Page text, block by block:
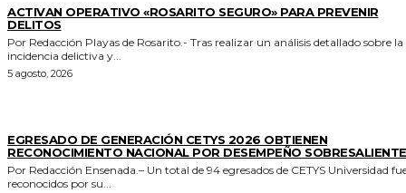
ACTIVAN OPERATIVO «ROSARITO SEGURO» PARA PREVENIR
DELITOS
Por Redacción Playas de Rosarito.- Tras realizar un análisis detallado sobre la
incidencia delictiva y...
5 agosto, 2026
EGRESADO DE GENERACIÓN CETYS 2026 OBTIENEN
RECONOCIMIENTO NACIONAL POR DESEMPEÑO SOBRESALIENTE
Por Redacción Ensenada.– Un total de 94 egresados de CETYS Universidad
reconocidos por su...